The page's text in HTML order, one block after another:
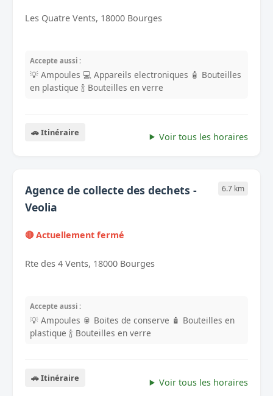
Les Quatre Vents, 18000 Bourges
Accepte aussi :
💡 Ampoules 💻 Appareils electroniques 🧴 Bouteilles
en plastique 🍾 Bouteilles en verre
🚗 Itinéraire Voir tous les horaires
Agence de collecte des dechets -
Veolia
6.7 km
🔴 Actuellement fermé
Rte des 4 Vents, 18000 Bourges
Accepte aussi :
💡 Ampoules 🥫 Boites de conserve 🧴 Bouteilles en
plastique 🍾 Bouteilles en verre
🚗 Itinéraire Voir tous les horaires